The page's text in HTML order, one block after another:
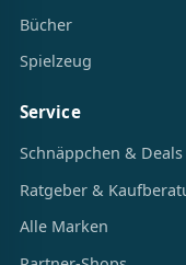
Bücher
Spielzeug
Service
Schnäppchen & Deals
Ratgeber &
Alle Marken